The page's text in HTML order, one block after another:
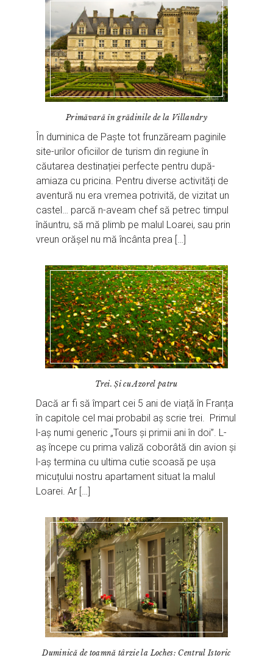
Primăvară în grădinile de la Villandry
În duminica de Paște tot frunzăream paginile
site-urilor oficiilor de turism din regiune în
căutarea destinației perfecte pentru după-
amiaza cu pricina. Pentru diverse activități de
aventură nu era vremea potrivită, de vizitat un
castel… parcă n-aveam chef să petrec timpul
înăuntru, să mă plimb pe malul Loarei, sau prin
vreun orășel nu mă încânta prea […]
Trei. Și cu Azorel patru
Dacă ar fi să împart cei 5 ani de viață în Franța
în capitole cel mai probabil aș scrie trei. Primul
l-aș numi generic „Tours și primii ani în doi”. L-
aș începe cu prima valiză coborâtă din avion și
l-aș termina cu ultima cutie scoasă pe ușa
micuțului nostru apartament situat la malul
Loarei. Ar […]
Duminică de toamnă târzie la Loches: Centrul Istoric